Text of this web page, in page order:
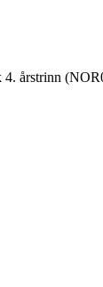
årstrinn